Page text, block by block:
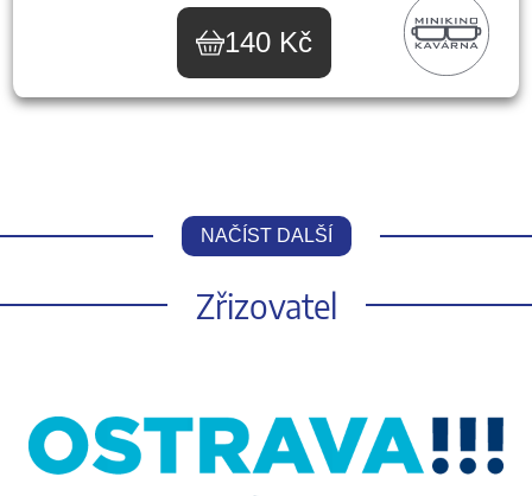
140 Kč
NAČÍST DALŠÍ
Zřizovatel